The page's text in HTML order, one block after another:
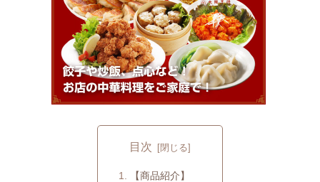
目次
【商品紹介】